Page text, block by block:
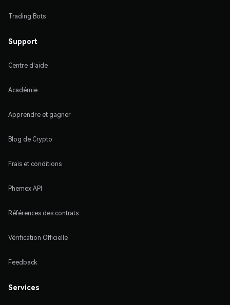
Trading Bots
Support
Centre d'aide
Académie
Apprendre et gagner
Blog de Crypto
Frais et conditions
Phemex API
Références des contrats
Vérification Officielle
Feedback
Services